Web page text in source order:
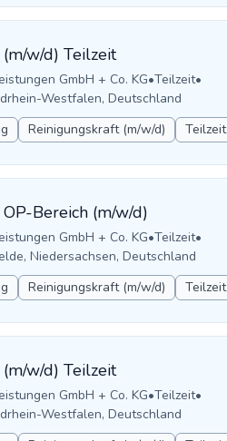
w/d) Teilzeit
GmbH + Co. KG•Teilzeit•
Westfalen, Deutschland
Reinigungskraft (m/w/d) Teilzeit
Bereich (m/w/d)
GmbH + Co. KG•Teilzeit•
Niedersachsen, Deutschland
Reinigungskraft (m/w/d) Teilzeit
w/d) Teilzeit
GmbH + Co. KG•Teilzeit•
Westfalen, Deutschland